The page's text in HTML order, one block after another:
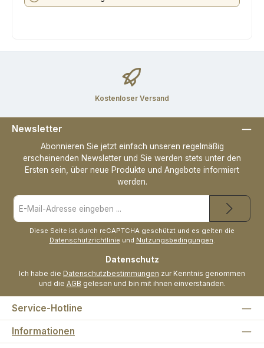
Kostenloser Versand
Newsletter
Abonnieren Sie jetzt einfach unseren regelmäßig
erscheinenden Newsletter und Sie werden stets unter den
Ersten sein, über neue Produkte und Angebote informiert
werden.
E-
Mail-
Adresse
Diese Seite ist durch reCAPTCHA geschützt und es gelten die
Datenschutzrichtlinie und Nutzungsbedingungen.
Datenschutz
Ich habe die Datenschutzbestimmungen zur Kenntnis genommen
und die AGB gelesen und bin mit ihnen einverstanden.
Service-Hotline
Informationen